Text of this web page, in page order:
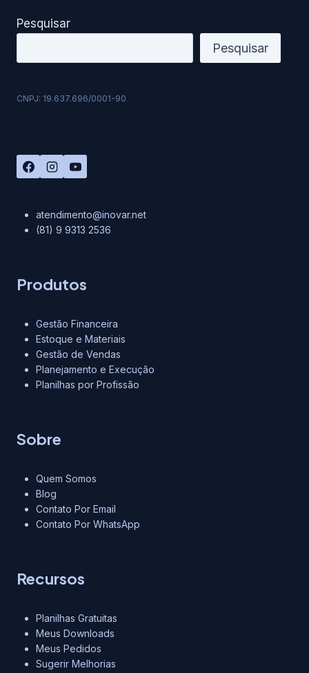
Pesquisar
Pesquisar
CNPJ: 19.637.696/0001-90
atendimento@inovar.net
(81) 9 9313 2536
Produtos
Gestão Financeira
Estoque e Materiais
Gestão de Vendas
Planejamento e Execução
Planilhas por Profissão
Sobre
Quem Somos
Blog
Contato Por Email
Contato Por WhatsApp
Recursos
Planilhas Gratuitas
Meus Downloads
Meus Pedidos
Sugerir Melhorias